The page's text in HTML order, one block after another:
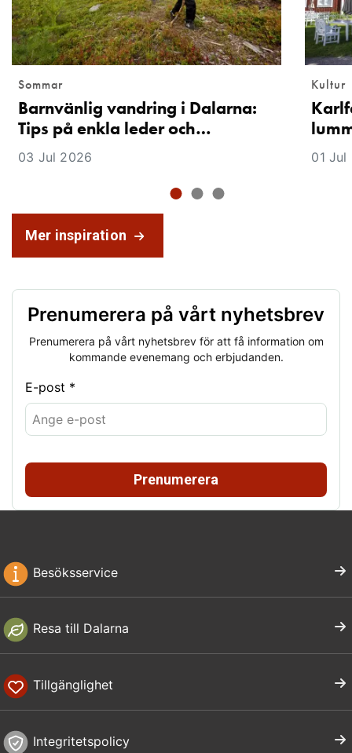
Sommar
Barnvänlig vandring i Dalarna:
Tips på enkla leder och…
03 Jul 2026
Kultur
01 Jul
Mer inspiration
Prenumerera på vårt nyhetsbrev
Prenumerera på vårt nyhetsbrev för att få information om
kommande evenemang och erbjudanden.
E-post *
Prenumerera
Besöksservice
Resa till Dalarna
Tillgänglighet
Integritetspolicy